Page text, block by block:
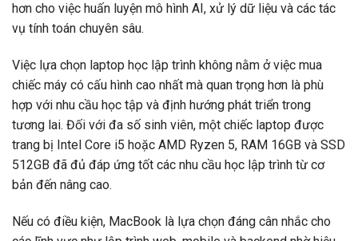
hơn cho việc huấn luyện mô hình AI, xử lý dữ liệu và các tác
vụ tính toán chuyên sâu.
Việc lựa chọn laptop học lập trình không nằm ở việc mua
chiếc máy có cấu hình cao nhất mà quan trọng hơn là phù
hợp với nhu cầu học tập và định hướng phát triển trong
tương lai. Đối với đa số sinh viên, một chiếc laptop được
trang bị Intel Core i5 hoặc AMD Ryzen 5, RAM 16GB và SSD
512GB đã đủ đáp ứng tốt các nhu cầu học lập trình từ cơ
bản đến nâng cao.
Nếu có điều kiện, MacBook là lựa chọn đáng cân nhắc cho